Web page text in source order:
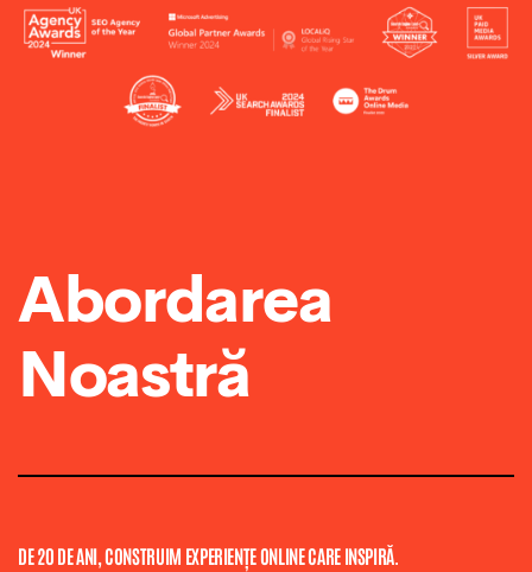
Abordarea
Noastră
DE 20 DE ANI, CONSTRUIM EXPERIENȚE ONLINE CARE INSPIRĂ.